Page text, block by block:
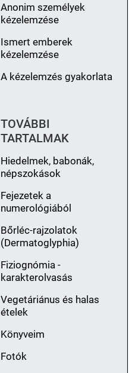
Anonim személyek
kézelemzése
Ismert emberek
kézelemzése
A kézelemzés gyakorlata
TOVÁBBI
TARTALMAK
Hiedelmek, babonák,
népszokások
Fejezetek a
numerológiából
Bőrléc-rajzolatok
(Dermatoglyphia)
Fiziognómia -
karakterolvasás
Vegetáriánus és halas
ételek
Könyveim
Fotók